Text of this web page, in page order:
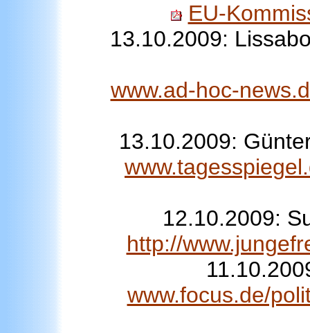
EU-
13.10.2009:
www.ad-hoc-
13.10.2009:
12.10.2009:
http://
www.focus.de/